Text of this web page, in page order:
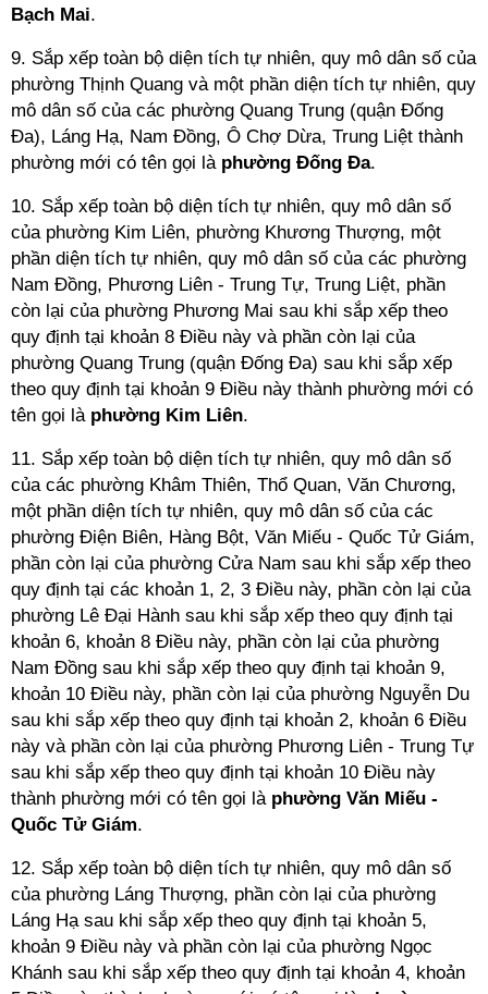
Bạch Mai.
9. Sắp xếp toàn bộ diện tích tự nhiên, quy mô dân số của
phường Thịnh Quang và một phần diện tích tự nhiên, quy
mô dân số của các phường Quang Trung (quận Đống
Đa), Láng Hạ, Nam Đồng, Ô Chợ Dừa, Trung Liệt thành
phường mới có tên gọi là phường Đống Đa.
10. Sắp xếp toàn bộ diện tích tự nhiên, quy mô dân số
của phường Kim Liên, phường Khương Thượng, một
phần diện tích tự nhiên, quy mô dân số của các phường
Nam Đồng, Phương Liên - Trung Tự, Trung Liệt, phần
còn lại của phường Phương Mai sau khi sắp xếp theo
quy định tại khoản 8 Điều này và phần còn lại của
phường Quang Trung (quận Đống Đa) sau khi sắp xếp
theo quy định tại khoản 9 Điều này thành phường mới có
tên gọi là phường Kim Liên.
11. Sắp xếp toàn bộ diện tích tự nhiên, quy mô dân số
của các phường Khâm Thiên, Thổ Quan, Văn Chương,
một phần diện tích tự nhiên, quy mô dân số của các
phường Điện Biên, Hàng Bột, Văn Miếu - Quốc Tử Giám,
phần còn lại của phường Cửa Nam sau khi sắp xếp theo
quy định tại các khoản 1, 2, 3 Điều này, phần còn lại của
phường Lê Đại Hành sau khi sắp xếp theo quy định tại
khoản 6, khoản 8 Điều này, phần còn lại của phường
Nam Đồng sau khi sắp xếp theo quy định tại khoản 9,
khoản 10 Điều này, phần còn lại của phường Nguyễn Du
sau khi sắp xếp theo quy định tại khoản 2, khoản 6 Điều
này và phần còn lại của phường Phương Liên - Trung Tự
sau khi sắp xếp theo quy định tại khoản 10 Điều này
thành phường mới có tên gọi là phường Văn Miếu -
Quốc Tử Giám.
12. Sắp xếp toàn bộ diện tích tự nhiên, quy mô dân số
của phường Láng Thượng, phần còn lại của phường
Láng Hạ sau khi sắp xếp theo quy định tại khoản 5,
khoản 9 Điều này và phần còn lại của phường Ngọc
Khánh sau khi sắp xếp theo quy định tại khoản 4, khoản